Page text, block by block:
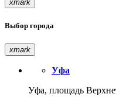
xmark
Выбор города
xmark
Уфа
Уфа, площадь